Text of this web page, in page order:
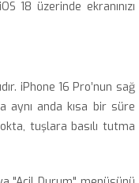
üzerinde ekranınızı
iPhone 16 Pro’nun sağ
aynı anda kısa bir süre
tuşlara basılı tutma